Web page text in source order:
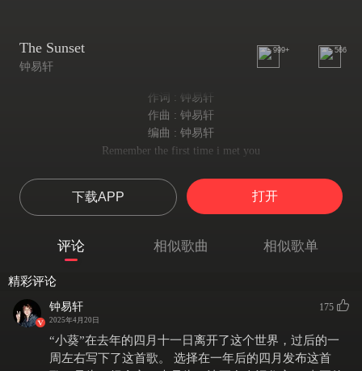
The Sunset
钟易轩
999+ 566
作词 : 钟易轩
作曲 : 钟易轩
编曲 : 钟易轩
Remember the first time i met you
You're like a pure white angel
你像个洁白无瑕的天使一般
I can't wait anymore
让我迫不及待
Give you a hug
或许我们注定就该相遇
we gave you a name like the sun
下载APP 打开
评论 相似歌曲 相似歌单
精彩评论
钟易轩
2025年4月20日
175
“小葵”在去年的四月十一日离开了这个世界，过后的一
周左右写下了这首歌。 选择在一年后的四月发布这首